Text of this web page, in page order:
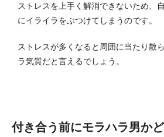
ストレスを上手く解消できないため、
にイライラをぶつけてしまうのです。
ストレスが多くなると周囲に当たり散
ラ気質だと言えるでしょう。
付き合う前にモラハラ男か